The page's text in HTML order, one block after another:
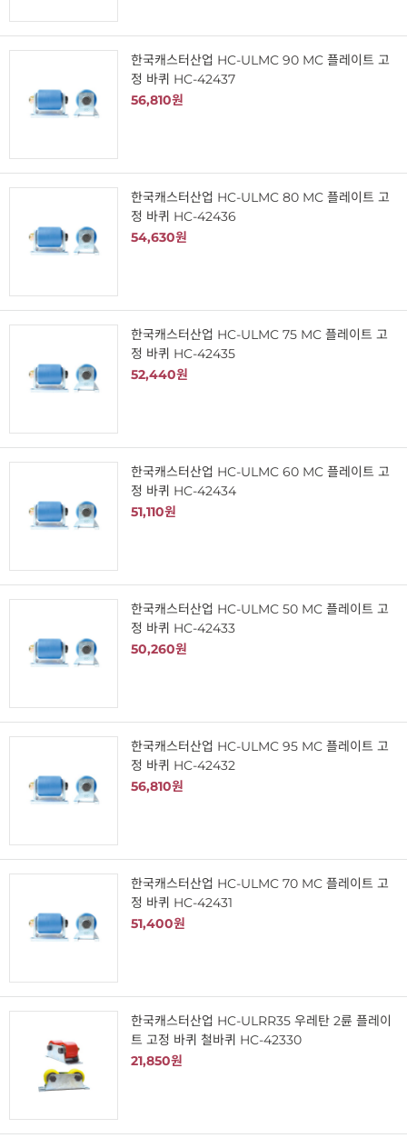
한국캐스터산업 HC-ULMC 90 MC 플레이트 고
정 바퀴 HC-42437
56,810원
한국캐스터산업 HC-ULMC 80 MC 플레이트 고
정 바퀴 HC-42436
54,630원
한국캐스터산업 HC-ULMC 75 MC 플레이트 고
정 바퀴 HC-42435
52,440원
한국캐스터산업 HC-ULMC 60 MC 플레이트 고
정 바퀴 HC-42434
51,110원
한국캐스터산업 HC-ULMC 50 MC 플레이트 고
정 바퀴 HC-42433
50,260원
한국캐스터산업 HC-ULMC 95 MC 플레이트 고
정 바퀴 HC-42432
56,810원
한국캐스터산업 HC-ULMC 70 MC 플레이트 고
정 바퀴 HC-42431
51,400원
한국캐스터산업 HC-ULRR35 우레탄 2륜 플레이
트 고정 바퀴 철바퀴 HC-42330
21,850원